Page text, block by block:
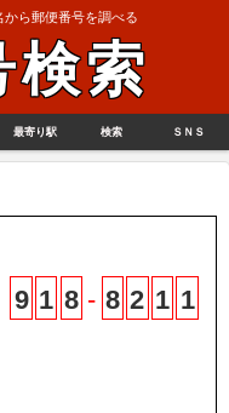
ら郵便番号を調べる
検索
最寄り駅 検索 ＳＮＳ
9 1 8 - 8 2 1 1